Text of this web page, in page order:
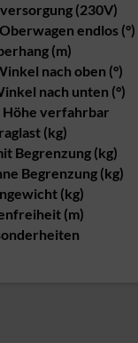
(230V)
endlos (°)
(m)
nach oben (°)
nach unten (°)
verfahrbar
(kg)
Begrenzung (kg)
Begrenzung (kg)
(kg)
(m)